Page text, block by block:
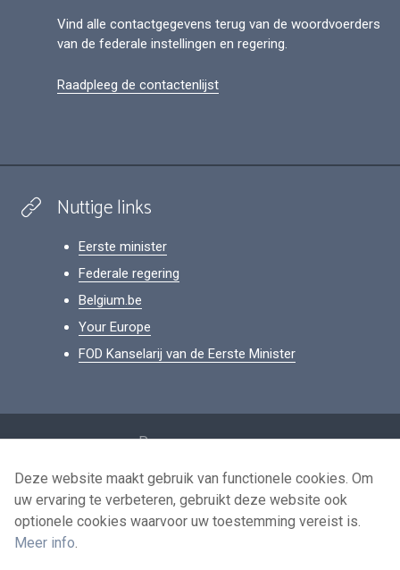
Vind alle contactgegevens terug van de woordvoerders
van de federale instellingen en regering.
Raadpleeg de contactenlijst
Nuttige links
Eerste minister
Federale regering
Belgium.be
Your Europe
FOD Kanselarij van de Eerste Minister
Persoonsgegevens
Voorwaarden voor het hergebruik
Contacteer ons
Deze website maakt gebruik van functionele cookies. Om
uw ervaring te verbeteren, gebruikt deze website ook
optionele cookies waarvoor uw toestemming vereist is.
Meer info.